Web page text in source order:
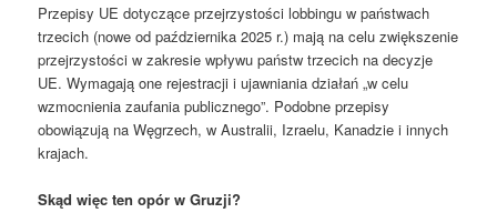
Przepisy UE dotyczące przejrzystości lobbingu w państwach
trzecich (nowe od października 2025 r.) mają na celu zwiększenie
przejrzystości w zakresie wpływu państw trzecich na decyzje
UE. Wymagają one rejestracji i ujawniania działań „w celu
wzmocnienia zaufania publicznego”. Podobne przepisy
obowiązują na Węgrzech, w Australii, Izraelu, Kanadzie i innych
krajach.
Skąd więc ten opór w Gruzji?